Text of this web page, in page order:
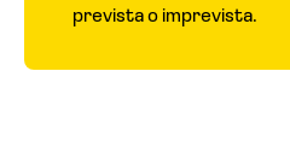
prevista o imprevista.